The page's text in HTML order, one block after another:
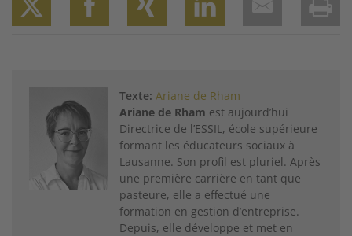
Texte: Ariane de Rham
Ariane de Rham est aujourd’hui
Directrice de l’ESSIL, école supérieure
formant les éducateurs sociaux à
Lausanne. Son profil est pluriel. Après
une première carrière en tant que
pasteure, elle a effectué une
formation en gestion d’entreprise.
Depuis, elle développe et met en